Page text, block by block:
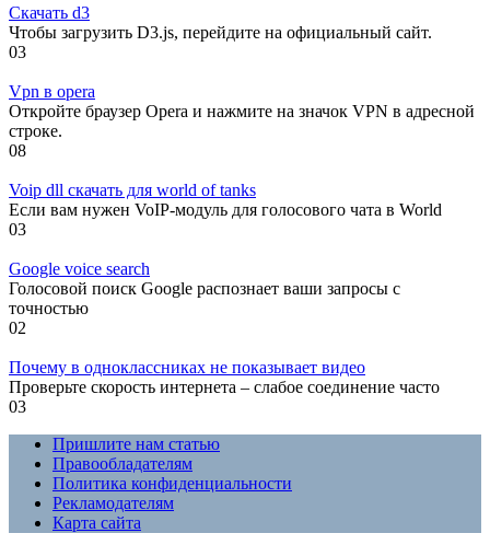
Скачать d3
Чтобы загрузить D3.js, перейдите на официальный сайт.
03
Vpn в opera
Откройте браузер Opera и нажмите на значок VPN в адресной
строке.
08
Voip dll скачать для world of tanks
Если вам нужен VoIP-модуль для голосового чата в World
03
Google voice search
Голосовой поиск Google распознает ваши запросы с
точностью
02
Почему в одноклассниках не показывает видео
Проверьте скорость интернета – слабое соединение часто
03
Пришлите нам статью
Правообладателям
Политика конфиденциальности
Рекламодателям
Карта сайта